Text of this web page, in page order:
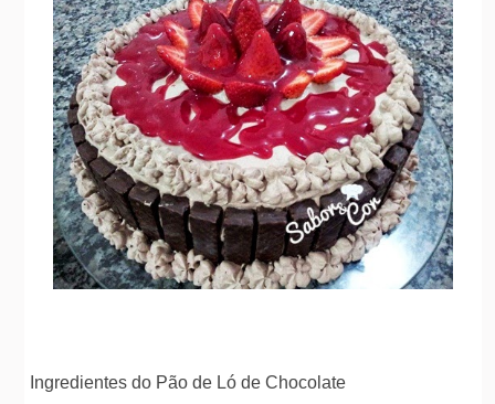
Ingredientes do Pão de Ló de Chocolate